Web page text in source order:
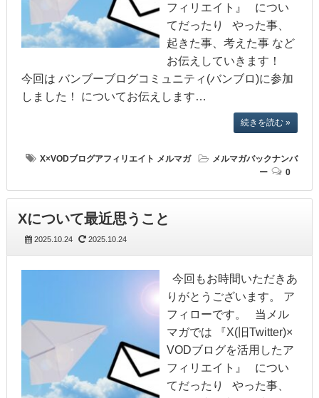
フィリエイト』 につい
てだったり やった事、
起きた事、考えた事 など
お伝えしていきます！
今回は バンブーブログコミュニティ(バンブロ)に参加
しました！ についてお伝えします…
続きを読む »
X×VODブログアフィリエイト メルマガ
メルマガバックナンバ
ー
0
Xについて最近思うこと
2025.10.24 2025.10.24
今回もお時間いただきあ
りがとうございます。 ア
フィローです。 当メル
マガでは 『X(旧Twitter)×
VODブログを活用したア
フィリエイト』 につい
てだったり やった事、